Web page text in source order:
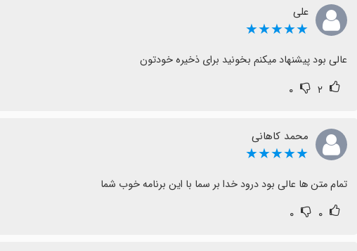
علی
★★★★★
عالی بود پیشنهاد میکنم بخونید برای ذخیره خودتون
۲ ۰
محمد کاهانی
★★★★★
تمام متن ها عالی بود درود خدا بر سما با این برنامه خوب شما
۰ ۰